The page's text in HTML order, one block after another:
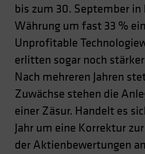
Taiwan - 台灣
UK
United States (US Citizens)
US (Non-US Citizens/NRC)
bis zum 30. September in
Währung um fast 33 %
Unprofitable
erlitten sogar noch
Nach mehreren Jahren
Zuwächse stehen die
einer Zäsur. Handelt es
Jahr um eine Korrektur
der Aktienbewertungen